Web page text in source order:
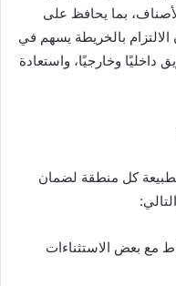
بما يحافظ على
الالتزام بالخريطة يسهم في
وخارجيًا، واستعادة
كل منطقة لضمان
دمياط مع بعض الاستثناءات